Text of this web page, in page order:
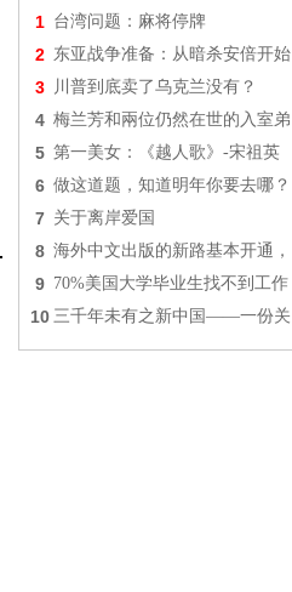
1 台湾问题：麻将停牌
2 东亚战争准备：从暗杀安倍开始
3 川普到底卖了乌克兰没有？
4 梅兰芳和兩位仍然在世的入室弟
5 第一美女：《越人歌》-宋祖英
6 做这道题，知道明年你要去哪？
7 关于离岸爱国
8 海外中文出版的新路基本开通，
9 70%美国大学毕业生找不到工作
10 三千年未有之新中国——一份关